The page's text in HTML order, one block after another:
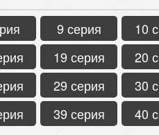
9 серия
10
19 серия
20
29 серия
30
39 серия
40